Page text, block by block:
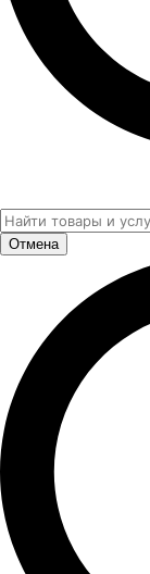
Отмена